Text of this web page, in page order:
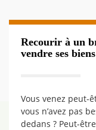
Recourir à un
vendre ses
Vous venez peut-
vous n’avez pas
dedans ? Peut-